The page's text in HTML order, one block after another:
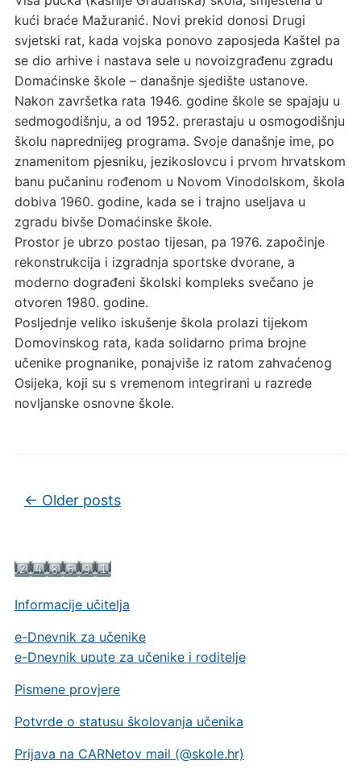
Informacije učitelja
e-Dnevnik za učenike
e-Dnevnik upute za učenike i roditelje
Pismene provjere
Potvrde o statusu školovanja učenika
Prijava na CARNetov mail (@skole.hr)
kući braće Mažuranić. Novi prekid donosi Drugi
svjetski rat, kada vojska ponovo zaposjeda Kaštel pa
se dio arhive i nastava sele u novoizgrađenu zgradu
Domaćinske škole – današnje sjedište ustanove.
Nakon završetka rata 1946. godine škole se spajaju u
sedmogodišnju, a od 1952. prerastaju u osmogodišnju
školu naprednijeg programa. Svoje današnje ime, po
znamenitom pjesniku, jezikoslovcu i prvom hrvatskom
banu pučaninu rođenom u Novom Vinodolskom, škola
dobiva 1960. godine, kada se i trajno useljava u
zgradu bivše Domaćinske škole.
Prostor je ubrzo postao tijesan, pa 1976. započinje
rekonstrukcija i izgradnja sportske dvorane, a
moderno dograđeni školski kompleks svečano je
otvoren 1980. godine.
Posljednje veliko iskušenje škola prolazi tijekom
Domovinskog rata, kada solidarno prima brojne
učenike prognanike, ponajviše iz ratom zahvaćenog
Osijeka, koji su s vremenom integrirani u razrede
novljanske osnovne škole.
Post navigation
← Older posts